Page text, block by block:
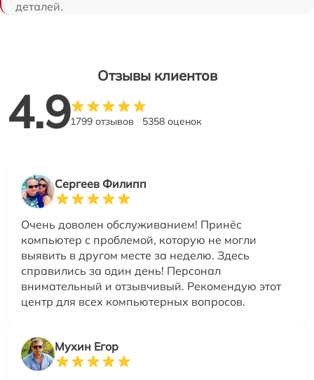
деталей.
Отзывы клиентов
4.91799 отзывов 5358 оценок
Сергеев Филипп
Очень доволен обслуживанием! Принёс
компьютер с проблемой, которую не могли
выявить в другом месте за неделю. Здесь
справились за один день! Персонал
внимательный и отзывчивый. Рекомендую этот
центр для всех компьютерных вопросов.
Мухин Егор